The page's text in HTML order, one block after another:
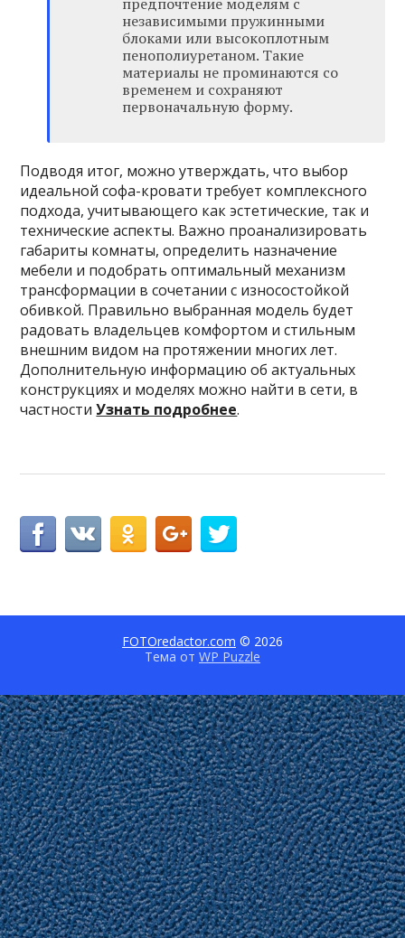
независимыми пружинными
блоками или высокоплотным
пенополиуретаном. Такие
материалы не проминаются со
временем и сохраняют
первоначальную форму.
Подводя итог, можно утверждать, что выбор
идеальной софа-кровати требует комплексного
подхода, учитывающего как эстетические, так и
технические аспекты. Важно проанализировать
габариты комнаты, определить назначение
мебели и подобрать оптимальный механизм
трансформации в сочетании с износостойкой
обивкой. Правильно выбранная модель будет
радовать владельцев комфортом и стильным
внешним видом на протяжении многих лет.
Дополнительную информацию об актуальных
конструкциях и моделях можно найти в сети, в
частностиУзнать подробнее.
FOTOredactor.com © 2026
Тема от WP Puzzle